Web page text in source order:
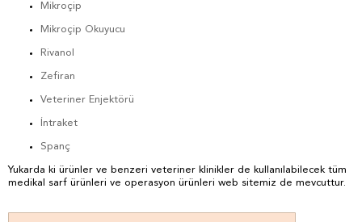
Mikroçip
Mikroçip Okuyucu
Rivanol
Zefiran
Veteriner Enjektörü
İntraket
Spanç
Yukarda ki ürünler ve benzeri veteriner klinikler de kullanılabilecek tüm
medikal sarf ürünleri ve operasyon ürünleri web sitemiz de mevcuttur.